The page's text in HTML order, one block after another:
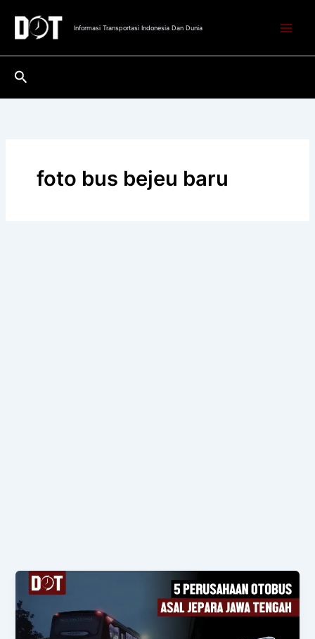
konten
Informasi Transportasi Indonesia Dan Dunia
Cari
foto bus bejeu baru